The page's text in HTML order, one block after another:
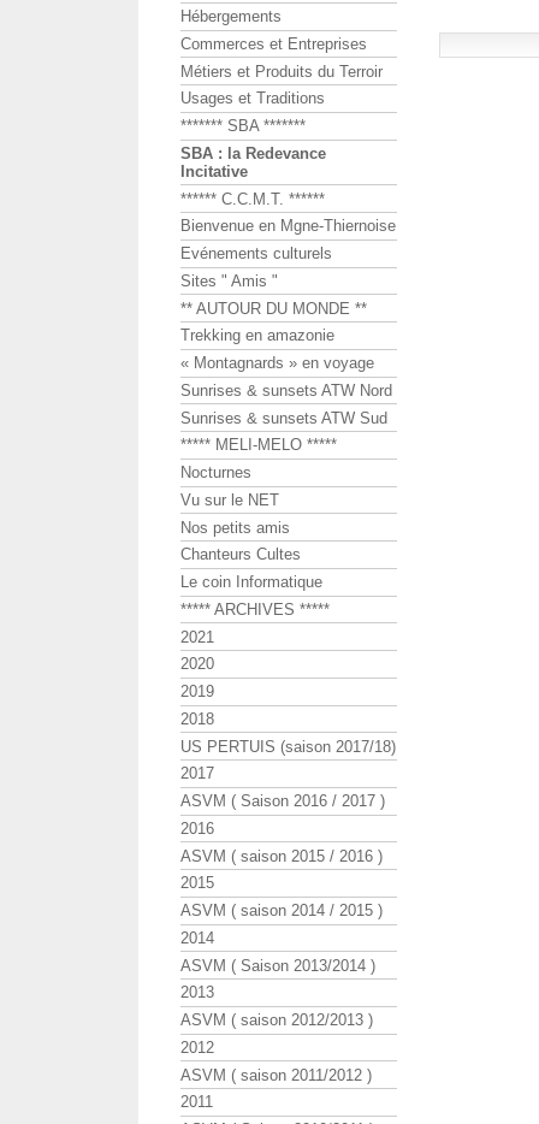
Hébergements
Commerces et Entreprises
Métiers et Produits du Terroir
Usages et Traditions
******* SBA *******
SBA : la Redevance
Incitative
****** C.C.M.T. ******
Bienvenue en Mgne-Thiernoise
Evénements culturels
Sites " Amis "
** AUTOUR DU MONDE **
Trekking en amazonie
« Montagnards » en voyage
Sunrises & sunsets ATW Nord
Sunrises & sunsets ATW Sud
***** MELI-MELO *****
Nocturnes
Vu sur le NET
Nos petits amis
Chanteurs Cultes
Le coin Informatique
***** ARCHIVES *****
2021
2020
2019
2018
US PERTUIS (saison 2017/18)
2017
ASVM ( Saison 2016 / 2017 )
2016
ASVM ( saison 2015 / 2016 )
2015
ASVM ( saison 2014 / 2015 )
2014
ASVM ( Saison 2013/2014 )
2013
ASVM ( saison 2012/2013 )
2012
ASVM ( saison 2011/2012 )
2011